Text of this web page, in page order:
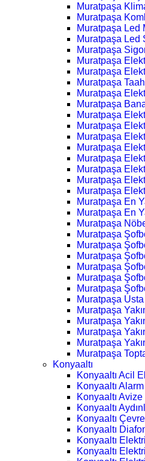
Muratpaşa
Muratpaşa
Muratpaşa Led
Muratpaşa Led
Muratpaşa
Muratpaşa
Muratpaşa
Muratpaşa
Muratpaşa
Muratpaşa
Muratpaşa
Muratpaşa
Muratpaşa
Muratpaşa
Muratpaşa
Muratpaşa
Muratpaşa
Muratpaşa
Muratpaşa En
Muratpaşa En
Muratpaşa
Muratpaşa
Muratpaşa
Muratpaşa
Muratpaşa
Muratpaşa
Muratpaşa
Muratpaşa
Muratpaşa
Muratpaşa
Muratpaşa
Muratpaşa
Muratpaşa
Konyaaltı
Konyaaltı Acil
Konyaaltı
Konyaaltı
Konyaaltı
Konyaaltı
Konyaaltı
Konyaaltı
Konyaaltı